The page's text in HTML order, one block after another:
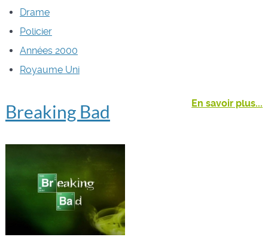
Drame
Policier
Années 2000
Royaume Uni
En savoir plus...
Breaking Bad